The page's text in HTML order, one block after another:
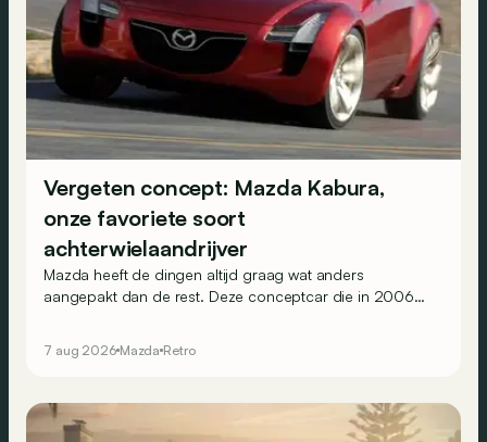
Vergeten concept: Mazda Kabura,
onze favoriete soort
achterwielaandrijver
Mazda heeft de dingen altijd graag wat anders
aangepakt dan de rest. Deze conceptcar die in 2006
7 aug 2026 Mazda Retro